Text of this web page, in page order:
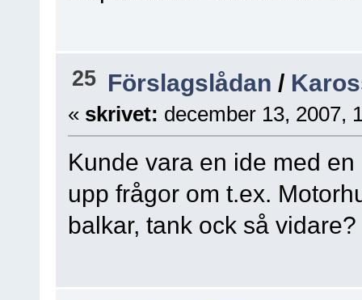
25 Förslagslådan /
« skrivet: december 13, 2007,
Kunde vara en ide med
upp frågor om t.ex.
balkar, tank ock så vidare?